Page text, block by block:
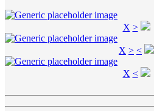
X >
X > <
X <